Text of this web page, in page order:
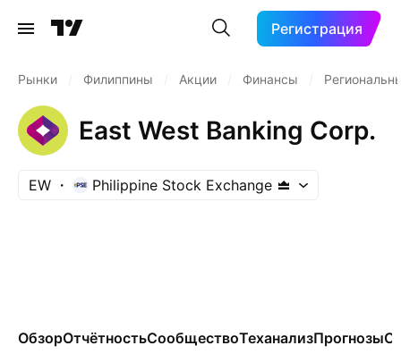
Регистрация
Рынки Филиппины Акции Финансы
East West Banking Corp.
EW Philippine Stock Exchange
ОбзорОтчётностьСообществоТеханализПрогнозы